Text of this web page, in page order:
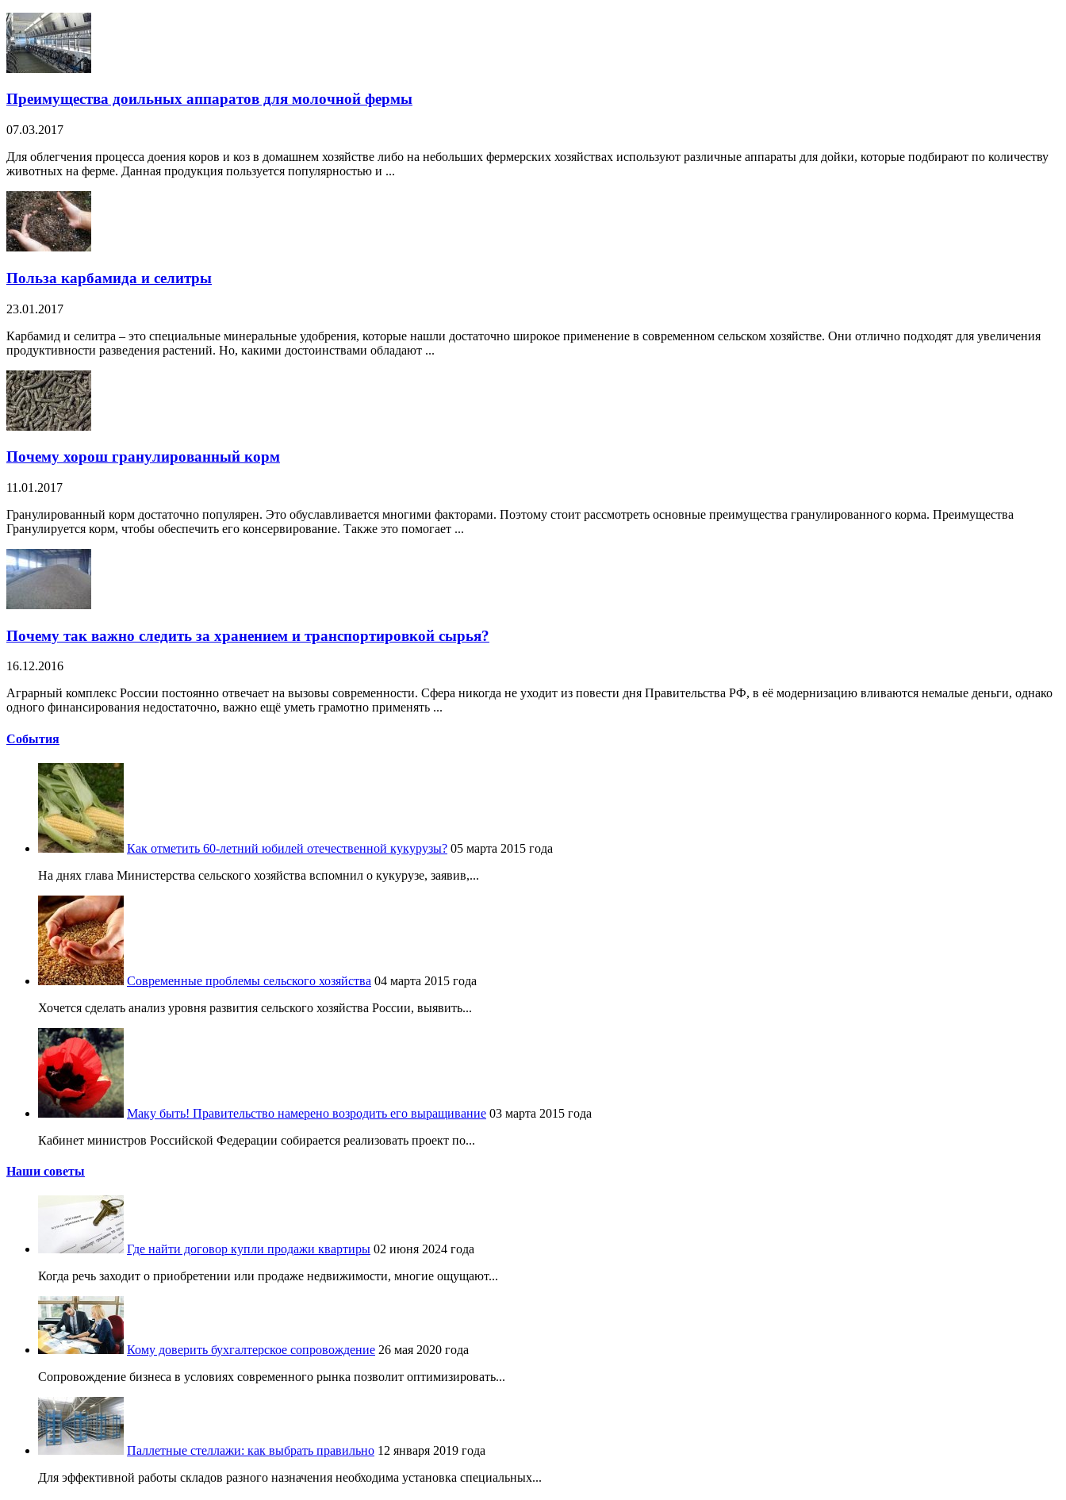
Преимущества доильных аппаратов для молочной фермы
07.03.2017
Для облегчения процесса доения коров и коз в домашнем хозяйстве либо на небольших фермерских хозяйствах используют различные аппараты для дойки, которые подбирают по количеству
животных на ферме. Данная продукция пользуется популярностью и ...
Польза карбамида и селитры
23.01.2017
Карбамид и селитра – это специальные минеральные удобрения, которые нашли достаточно широкое применение в современном сельском хозяйстве. Они отлично подходят для увеличения
продуктивности разведения растений. Но, какими достоинствами обладают ...
Почему хорош гранулированный корм
11.01.2017
Гранулированный корм достаточно популярен. Это обуславливается многими факторами. Поэтому стоит рассмотреть основные преимущества гранулированного корма. Преимущества
Гранулируется корм, чтобы обеспечить его консервирование. Также это помогает ...
Почему так важно следить за хранением и транспортировкой сырья?
16.12.2016
Аграрный комплекс России постоянно отвечает на вызовы современности. Сфера никогда не уходит из повести дня Правительства РФ, в её модернизацию вливаются немалые деньги, однако
одного финансирования недостаточно, важно ещё уметь грамотно применять ...
Cобытия
Как отметить 60-летний юбилей отечественной кукурузы? 05 марта 2015 года
На днях глава Министерства сельского хозяйства вспомнил о кукурузе, заявив,...
Современные проблемы сельского хозяйства 04 марта 2015 года
Хочется сделать анализ уровня развития сельского хозяйства России, выявить...
Маку быть! Правительство намерено возродить его выращивание 03 марта 2015 года
Кабинет министров Российской Федерации собирается реализовать проект по...
Наши советы
Где найти договор купли продажи квартиры 02 июня 2024 года
Когда речь заходит о приобретении или продаже недвижимости, многие ощущают...
Кому доверить бухгалтерское сопровождение 26 мая 2020 года
Сопровождение бизнеса в условиях современного рынка позволит оптимизировать...
Паллетные стеллажи: как выбрать правильно 12 января 2019 года
Для эффективной работы складов разного назначения необходима установка специальных...